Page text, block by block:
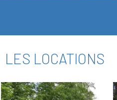
LES LOCATIONS